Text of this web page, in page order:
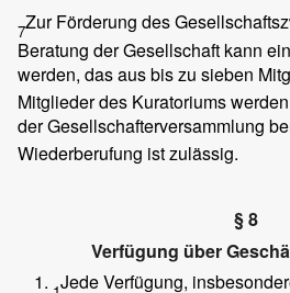
7Zur Förderung des
Beratung der Gesellschaft kann
werden, das aus bis zu sieben
Mitglieder des Kuratoriums
der Gesellschafterversammlung
Wiederberufung ist zulässig.
§ 8
Verfügung über
Jede Verfügung,